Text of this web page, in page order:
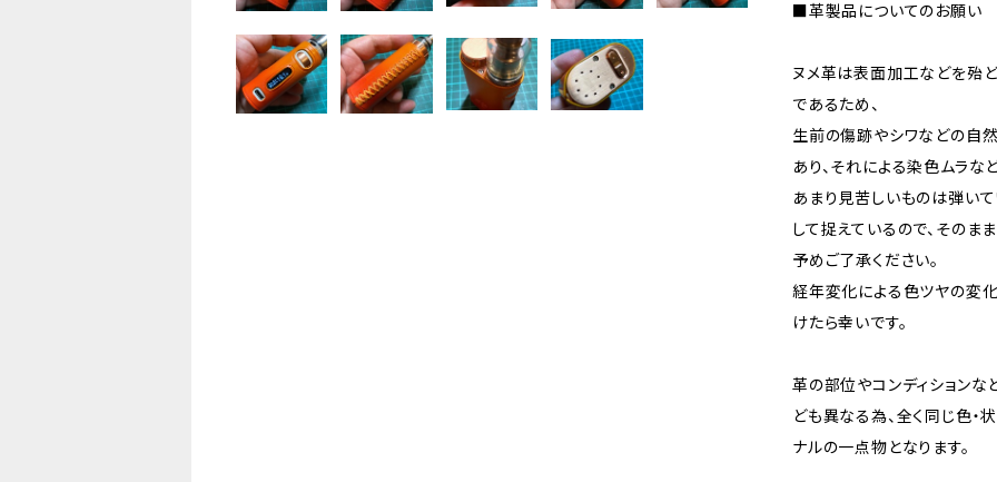
■革製品についてのお願い
ヌメ革は表面加工などを殆
であるため、
生前の傷跡やシワなどの自
あり、それによる染色ムラな
あまり見苦しいものは弾い
して捉えているので、そのま
予めご了承ください。
経年変化による色ツヤの変
けたら幸いです。
革の部位やコンディション
ども異なる為、全く同じ色・
ナルの一点物となります。